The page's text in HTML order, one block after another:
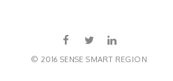
© 2016 SENSE SMART REGION